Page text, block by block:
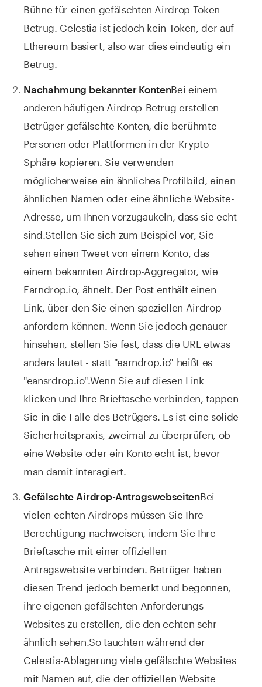
Bühne für einen gefälschten Airdrop-Token-
Betrug. Celestia ist jedoch kein Token, der auf
Ethereum basiert, also war dies eindeutig ein
Betrug.
Nachahmung bekannter KontenBei einem
anderen häufigen Airdrop-Betrug erstellen
Betrüger gefälschte Konten, die berühmte
Personen oder Plattformen in der Krypto-
Sphäre kopieren. Sie verwenden
möglicherweise ein ähnliches Profilbild, einen
ähnlichen Namen oder eine ähnliche Website-
Adresse, um Ihnen vorzugaukeln, dass sie echt
sind. Stellen Sie sich zum Beispiel vor, Sie
sehen einen Tweet von einem Konto, das
einem bekannten Airdrop-Aggregator, wie
Earndrop.io, ähnelt. Der Post enthält einen
Link, über den Sie einen speziellen Airdrop
anfordern können. Wenn Sie jedoch genauer
hinsehen, stellen Sie fest, dass die URL etwas
anders lautet - statt "earndrop.io" heißt es
"eansrdrop.io".Wenn Sie auf diesen Link
klicken und Ihre Brieftasche verbinden, tappen
Sie in die Falle des Betrügers. Es ist eine solide
Sicherheitspraxis, zweimal zu überprüfen, ob
eine Website oder ein Konto echt ist, bevor
man damit interagiert.
Gefälschte Airdrop-AntragswebseitenBei
vielen echten Airdrops müssen Sie Ihre
Berechtigung nachweisen, indem Sie Ihre
Brieftasche mit einer offiziellen
Antragswebsite verbinden. Betrüger haben
diesen Trend jedoch bemerkt und begonnen,
ihre eigenen gefälschten Anforderungs-
Websites zu erstellen, die den echten sehr
ähnlich sehen. So tauchten während der
Celestia-Ablagerung viele gefälschte Websites
mit Namen auf, die der offiziellen Website